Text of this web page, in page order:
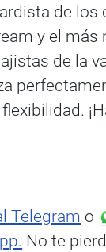
de los
y el más
de la
Telegram o
No te